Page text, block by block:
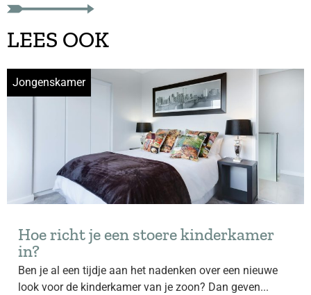
LEES OOK
Jongenskamer
Hoe richt je een stoere kinderkamer
in?
Ben je al een tijdje aan het nadenken over een nieuwe
look voor de kinderkamer van je zoon? Dan geven...